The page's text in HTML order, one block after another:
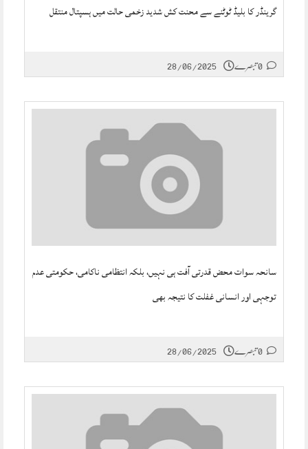
گرینڈر کا بلیڈ ٹوٹنے سے محنت کش شدید زخمی حالت میں ہسپتال منتقل
28/06/2025
سانحہ سوات محض قدرتی آفت ہی نہیں، بلکہ انتظامی ناکامی، حکومتی عدم
توجہی اور انسانی غفلت کا نتیجہ بھی
28/06/2025